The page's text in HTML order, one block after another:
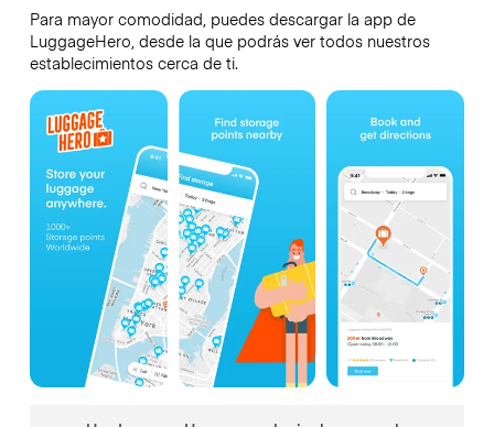
Para mayor comodidad, puedes descargar la app de
LuggageHero, desde la que podrás ver todos nuestros
establecimientos cerca de ti.